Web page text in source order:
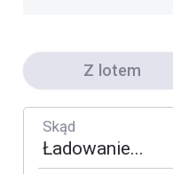
Z lotem
Skąd